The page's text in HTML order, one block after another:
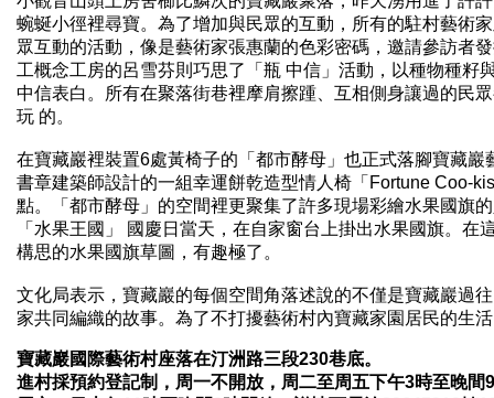
蜿蜒小徑裡尋寶。為了增加與民眾的互動，所有的駐村藝術
眾互動的活動，像是藝術家張惠蘭的色彩密碼，邀請參訪者
工概念工房的呂雪芬則巧思了「瓶 中信」活動，以種物種籽
中信表白。所有在聚落街巷裡摩肩擦踵、互相側身讓過的民
玩 的。
在寶藏巖裡裝置6處黃椅子的「都市酵母」也正式落腳寶藏
書章建築師設計的一組幸運餅乾造型情人椅「Fortune Coo-
點。「都市酵母」的空間裡更聚集了許多現場彩繪水果國旗
「水果王國」 國慶日當天，在自家窗台上掛出水果國旗。在
構思的水果國旗草圖，有趣極了。
文化局表示，寶藏巖的每個空間角落述說的不僅是寶藏巖過
家共同編織的故事。為了不打擾藝術村內寶藏家園居民的生活
寶藏巖國際藝術村座落在汀洲路三段230巷底。
進村採預約登記制，周一不開放，周二至周五下午3時至晚間